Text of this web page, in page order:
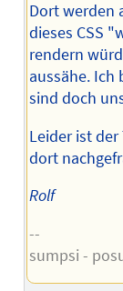
Dort werden
dieses CSS
rendern
aussähe. Ich
sind doch
Leider ist
dort
Rolf
--
sumpsi -